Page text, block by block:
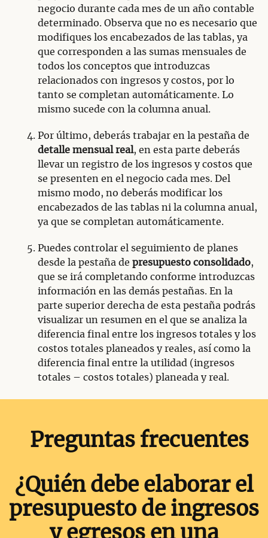
negocio durante cada mes de un año contable
determinado. Observa que no es necesario que
modifiques los encabezados de las tablas, ya
que corresponden a las sumas mensuales de
todos los conceptos que introduzcas
relacionados con ingresos y costos, por lo
tanto se completan automáticamente. Lo
mismo sucede con la columna anual.
Por último, deberás trabajar en la pestaña de
detalle mensual real, en esta parte deberás
llevar un registro de los ingresos y costos que
se presenten en el negocio cada mes. Del
mismo modo, no deberás modificar los
encabezados de las tablas ni la columna anual,
ya que se completan automáticamente.
Puedes controlar el seguimiento de planes
desde la pestaña de presupuesto consolidado,
que se irá completando conforme introduzcas
información en las demás pestañas. En la
parte superior derecha de esta pestaña podrás
visualizar un resumen en el que se analiza la
diferencia final entre los ingresos totales y los
costos totales planeados y reales, así como la
diferencia final entre la utilidad (ingresos
totales – costos totales) planeada y real.
Preguntas frecuentes
¿Quién debe elaborar el
presupuesto de ingresos
y egresos en una